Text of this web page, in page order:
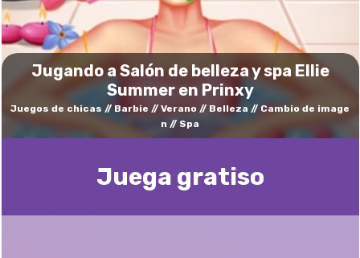
Jugando a Salón de belleza y spa Ellie
Summer en Prinxy
Juegos de chicas Barbie Verano Belleza
Cambio de image
n
Spa
Juega gratisо